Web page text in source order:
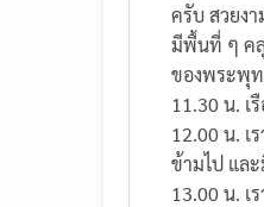
ครับ สวยง
มีพื้นที่ ๆ คลุ
ของพระพุท
11.30 น. เ
12.00 น. เ
ข้ามไป แล
13.00 น. เ